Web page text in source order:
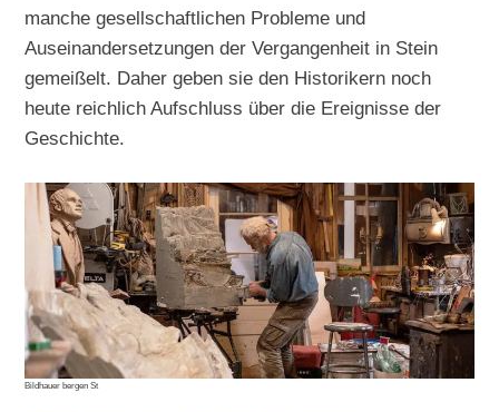
manche gesellschaftlichen Probleme und
Auseinandersetzungen der Vergangenheit in Stein
gemeißelt. Daher geben sie den Historikern noch
heute reichlich Aufschluss über die Ereignisse der
Geschichte.
Bildhauer bergen St